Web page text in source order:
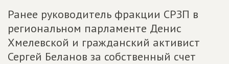
Ранее руководитель фракции СРЗП в
региональном парламенте Денис
Хмелевской и гражданский активист
Сергей Беланов за собственный счет